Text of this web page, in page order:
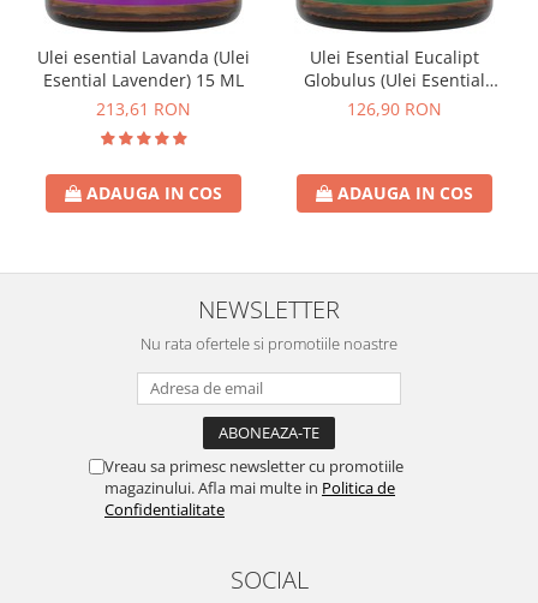
Ulei esential Lavanda (Ulei
Esential Lavender) 15 ML
213,61 RON
ADAUGA IN COS
Ulei Esential Eucalipt
Globulus (Ulei Esential
Eucalyptus Globulus) 15 ML
126,90 RON
ADAUGA IN COS
NEWSLETTER
Nu rata ofertele si promotiile noastre
Vreau sa primesc newsletter cu promotiile
magazinului. Afla mai multe in Politica de
Confidentialitate
SOCIAL